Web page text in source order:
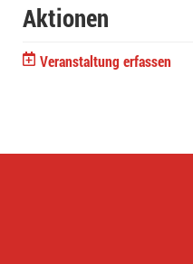
Aktionen
Veranstaltung erfassen